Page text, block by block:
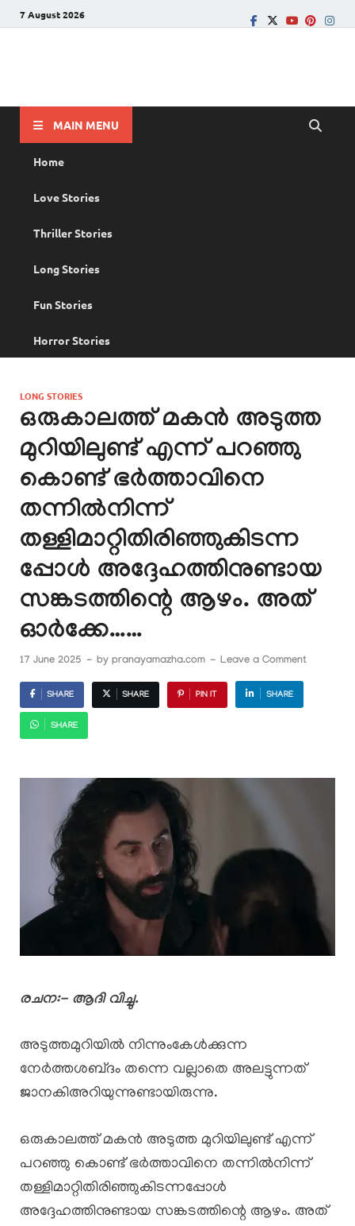
7 August 2026
MAIN MENU
Home
Love Stories
Thriller Stories
Long Stories
Fun Stories
Horror Stories
LONG STORIES
ഒരുകാലത്ത് മകൻ അടുത്ത
മുറിയിലുണ്ട് എന്ന് പറഞ്ഞു
കൊണ്ട് ഭർത്താവിനെ
തന്നിൽനിന്ന്
തള്ളിമാറ്റിതിരിഞ്ഞുകിടന്ന
പ്പോൾ അദ്ദേഹത്തിനുണ്ടായ
സങ്കടത്തിന്റെ ആഴം. അത്
ഓർക്കേ……
17 June 2025 - by pranayamazha.com - Leave a Comment
SHARE SHARE PIN IT SHARE
SHARE
രചന:- ആദി വിച്ചു.
അടുത്തമുറിയിൽ നിന്നുംകേൾക്കുന്ന
നേർത്തശബ്‍ദം തന്നെ വല്ലാതെ അലട്ടുന്നത്
ജാനകിഅറിയുന്നുണ്ടായിരുന്നു.
ഒരുകാലത്ത് മകൻ അടുത്ത മുറിയിലുണ്ട് എന്ന്
പറഞ്ഞു കൊണ്ട് ഭർത്താവിനെ തന്നിൽനിന്ന്
തള്ളിമാറ്റിതിരിഞ്ഞുകിടന്നപ്പോൾ
അദ്ദേഹത്തിനുണ്ടായ സങ്കടത്തിന്റെ ആഴം. അത്